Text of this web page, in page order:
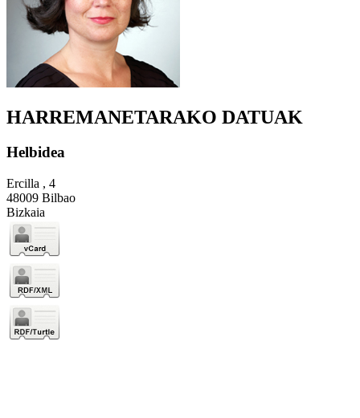
HARREMANETARAKO DATUAK
Helbidea
Ercilla , 4
48009 Bilbao
Bizkaia